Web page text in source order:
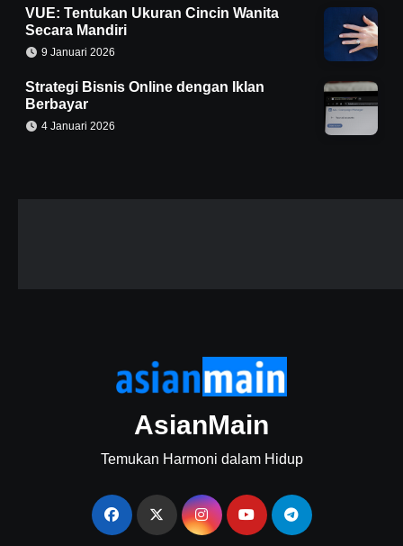
VUE: Tentukan Ukuran Cincin Wanita
Secara Mandiri
9 Januari 2026
Strategi Bisnis Online dengan Iklan
Berbayar
4 Januari 2026
AsianMain
Temukan Harmoni dalam Hidup